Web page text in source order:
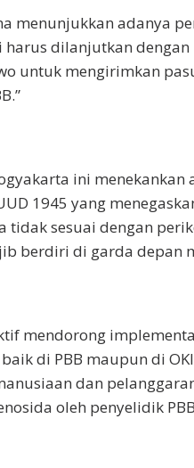
menunjukkan adanya
dilanjutkan
untuk mengirimkan
ini
1945 yang
tidak sesuai dengan
berdiri di garda depan
mendorong
di PBB maupun di
dan
oleh penyelidik